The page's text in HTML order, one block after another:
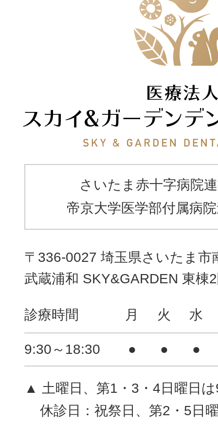
さいたま赤十字病院
帝京大学医学部付属病
〒336-0027 埼玉県さいたま市
武蔵浦和 SKY&GARDEN 東棟
診療時間 月 火 水
9:30～18:30 ● ● ●
▲ 土曜日、第1・3・4日曜日
休診日：祝祭日、第2・5日